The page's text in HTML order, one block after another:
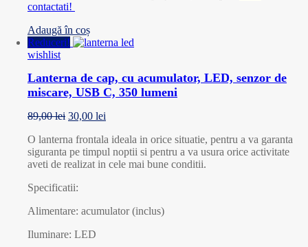
contactati!
Adaugă în coș
Reduceri!
wishlist
Lanterna de cap, cu acumulator, LED, senzor de
miscare, USB C, 350 lumeni
89,00lei 30,00 lei
O lanterna frontala ideala in orice situatie, pentru a va garanta
siguranta pe timpul noptii si pentru a va usura orice activitate
aveti de realizat in cele mai bune conditii.
Specificatii:
Alimentare: acumulator (inclus)
Iluminare: LED